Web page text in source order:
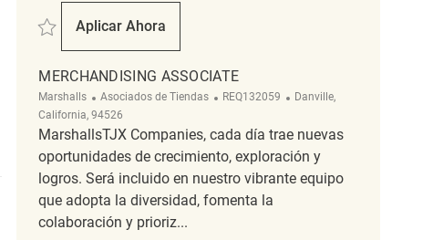
Salvar merchandising associate REQ138894
Aplicar Ahora
Merchandising Associate
MERCHANDISING ASSOCIATE
Marshalls Categoría
Asociados de Tiendas ReqId
REQ132059 Ubicación
Danville,
California, 94526
MarshallsTJX Companies, cada día trae nuevas
oportunidades de crecimiento, exploración y
logros. Será incluido en nuestro vibrante equipo
que adopta la diversidad, fomenta la
colaboración y prioriz...